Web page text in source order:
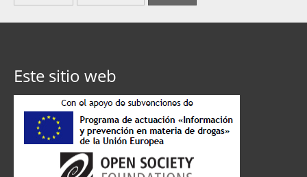
Este sitio web